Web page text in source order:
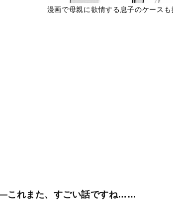
漫画で母親に欲情する息子のケースも
れまた、すごい話ですね……